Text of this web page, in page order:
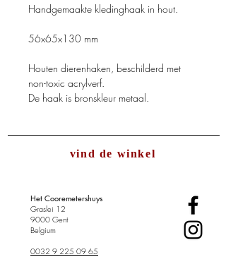
Handgemaakte kledinghaak in hout.
56x65x130 mm
Houten dierenhaken, beschilderd met
non-toxic acrylverf.
De haak is bronskleur metaal.
vind de winkel
Het Cooremetershuys
Graslei 12
9000 Gent
Belgium
0032 9 225 09 65